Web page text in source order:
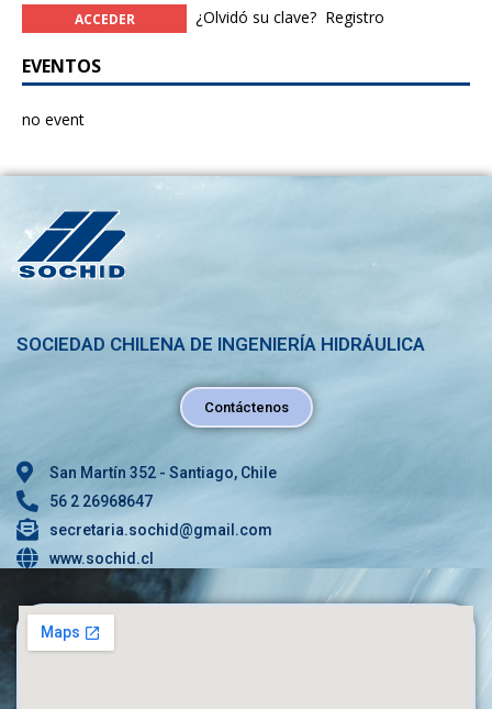
¿Olvidó su clave? Registro
EVENTOS
no event
SOCIEDAD CHILENA DE INGENIERÍA HIDRÁULICA
Contáctenos
San Martín 352 - Santiago, Chile
56 2 26968647
secretaria.sochid@gmail.com
www.sochid.cl